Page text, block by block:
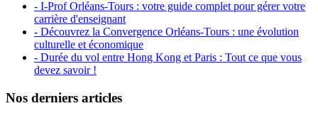
- I-Prof Orléans-Tours : votre guide complet pour gérer votre
carrière d'enseignant
- Découvrez la Convergence Orléans-Tours : une évolution
culturelle et économique
- Durée du vol entre Hong Kong et Paris : Tout ce que vous
devez savoir !
Nos derniers articles